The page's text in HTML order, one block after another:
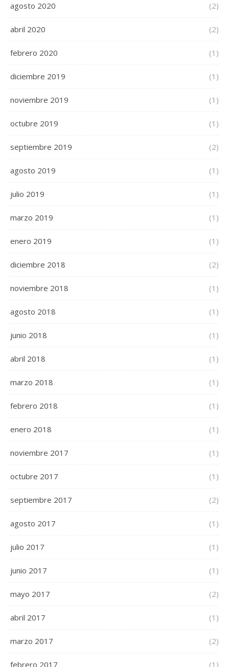
agosto 2020 (2)
abril 2020 (2)
febrero 2020 (1)
diciembre 2019 (1)
noviembre 2019 (1)
octubre 2019 (1)
septiembre 2019 (2)
agosto 2019 (1)
julio 2019 (1)
marzo 2019 (1)
enero 2019 (1)
diciembre 2018 (2)
noviembre 2018 (1)
agosto 2018 (1)
junio 2018 (1)
abril 2018 (1)
marzo 2018 (1)
febrero 2018 (1)
enero 2018 (1)
noviembre 2017 (1)
octubre 2017 (1)
septiembre 2017 (2)
agosto 2017 (1)
julio 2017 (1)
junio 2017 (1)
mayo 2017 (2)
abril 2017 (1)
marzo 2017 (2)
febrero 2017 (1)